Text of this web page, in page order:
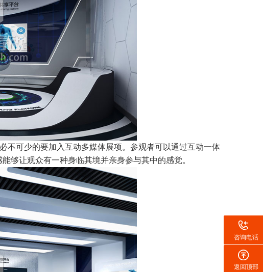
不可少的要加入互动多媒体展项。参观者可以通过互动一体
够让观众有一种身临其境并亲身参与其中的感觉。
咨询电话
返回顶部